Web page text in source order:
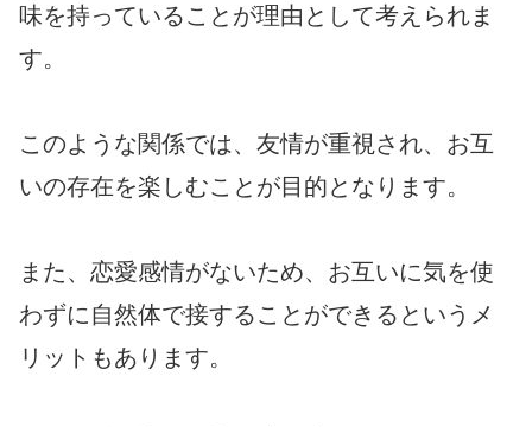
味を持っていることが理由として考えられま
す。
このような関係では、友情が重視され、お互
いの存在を楽しむことが目的となります。
また、恋愛感情がないため、お互いに気を使
わずに自然体で接することができるというメ
リットもあります。